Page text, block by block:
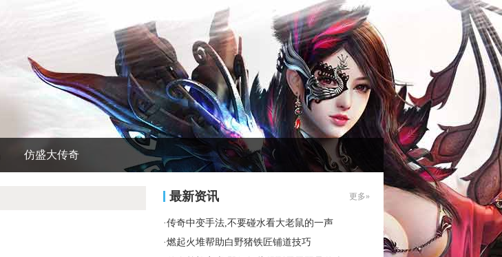
仿盛大传奇
最新资讯 更多»
·传奇中变手法,不要碰水看大老鼠的一声
·燃起火堆帮助白野猪铁匠铺道技巧